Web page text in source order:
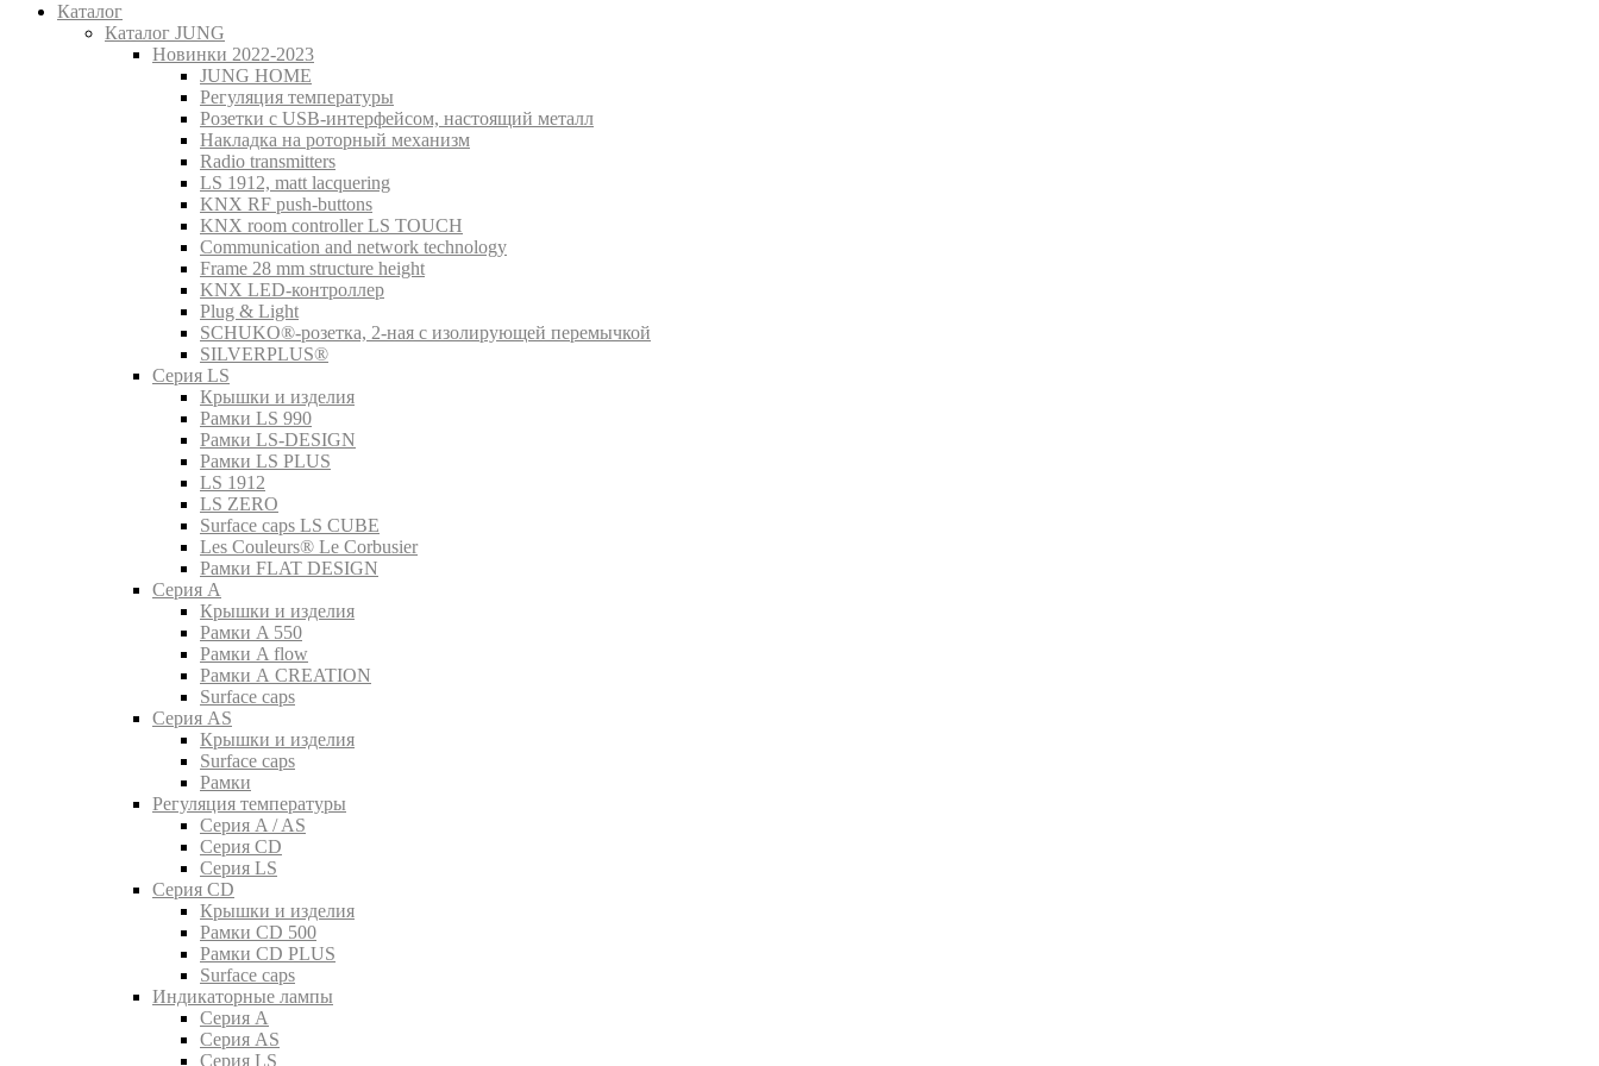
Каталог
Каталог JUNG
Новинки 2022-2023
JUNG HOME
Регуляция температуры
Розетки с USB-интерфейсом, настоящий металл
Накладка на роторный механизм
Radio transmitters
LS 1912, matt lacquering
KNX RF push-buttons
KNX room controller LS TOUCH
Communication and network technology
Frame 28 mm structure height
KNX LED-контроллер
Plug & Light
SCHUKO®-розетка, 2-ная с изолирующей перемычкой
SILVERPLUS®
Серия LS
Крышки и изделия
Рамки LS 990
Рамки LS-DESIGN
Рамки LS PLUS
LS 1912
LS ZERO
Surface caps LS CUBE
Les Couleurs® Le Corbusier
Рамки FLAT DESIGN
Серия A
Крышки и изделия
Рамки A 550
Рамки A flow
Рамки A CREATION
Surface caps
Серия AS
Крышки и изделия
Surface caps
Рамки
Регуляция температуры
Серия A / AS
Серия CD
Серия LS
Серия CD
Крышки и изделия
Рамки CD 500
Рамки CD PLUS
Surface caps
Индикаторные лампы
Серия A
Серия AS
Серия LS